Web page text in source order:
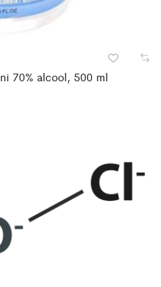
70% alcool, 500 ml